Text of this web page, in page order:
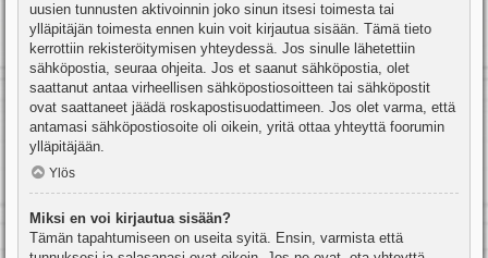
uusien tunnusten aktivoinnin joko sinun itsesi toimesta tai
ylläpitäjän toimesta ennen kuin voit kirjautua sisään. Tämä tieto
kerrottiin rekisteröitymisen yhteydessä. Jos sinulle lähetettiin
sähköpostia, seuraa ohjeita. Jos et saanut sähköpostia, olet
saattanut antaa virheellisen sähköpostiosoitteen tai sähköpostit
ovat saattaneet jäädä roskapostisuodattimeen. Jos olet varma, että
antamasi sähköpostiosoite oli oikein, yritä ottaa yhteyttä foorumin
ylläpitäjään.
Ylös
Miksi en voi kirjautua sisään?
Tämän tapahtumiseen on useita syitä. Ensin, varmista että